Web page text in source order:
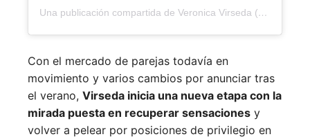
Una publicación compartida de Veronica Virseda (@verovirseda)
Con el mercado de parejas todavía en
movimiento y varios cambios por anunciar tras
el verano, Virseda inicia una nueva etapa con la
mirada puesta en recuperar sensaciones y
volver a pelear por posiciones de privilegio en